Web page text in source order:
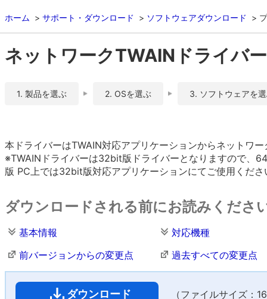
ホーム サポート・ダウンロード ソフトウェアダウンロード
ネットワークTWAINドライバ
1. 製品を選ぶ 2. OSを選ぶ 3. ソフトウェアを
本ドライバーはTWAIN対応アプリケーションからネットワ
※TWAINドライバーは32bit版ドライバーとなりますので、
版 PC上では32bit版対応アプリケーションにてご使用くださ
ダウンロードされる前にお読みくださ
基本情報
対応機種
前バージョンからの変更点
過去すべての変更点
ダウンロード （ファイルサイズ：